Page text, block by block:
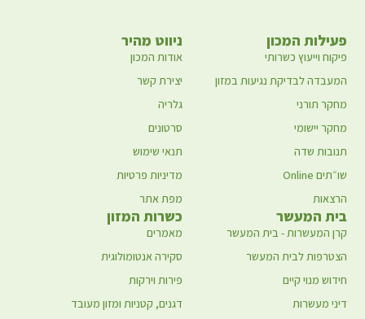
ניווט מהיר
אודות המכון
יצירת קשר
גלריה
סרטונים
תנאי שימוש
מדיניות פרטיות
מפת אתר
פעילות המכון
פיקוח וייעוץ כשרותי
המעבדה לבדיקת נגיעות במזון
מחקר תורני
מחקר יישומי
תנובות שדה
שו״תים Online
הרצאות
כשרות המזון
מאמרים
סקירה אנטומולוגית
פירות וירקות
דגנים, קטניות ומזון מעובד
בית המעשר
קרן המעשרות - בית המעשר
הצטרפות לבית המעשר
חידוש מנוי קיים
דיני מעשרות